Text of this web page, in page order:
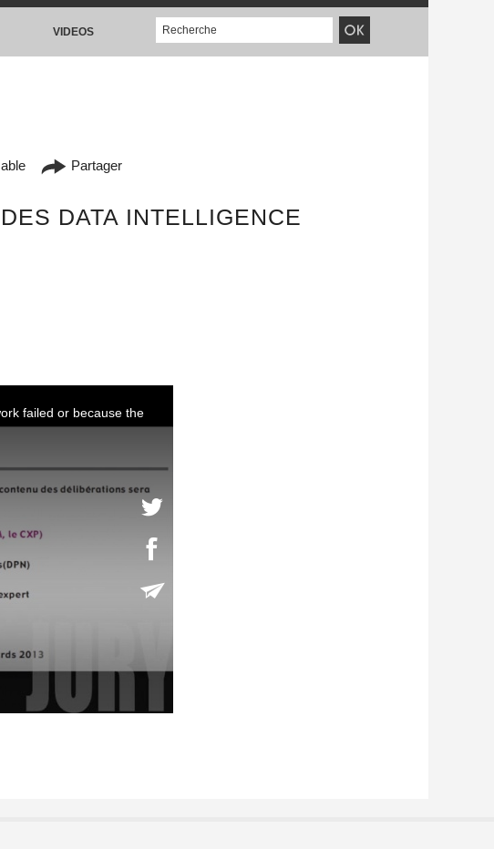
VIDEOS
Partager
DATA INTELLIGENCE